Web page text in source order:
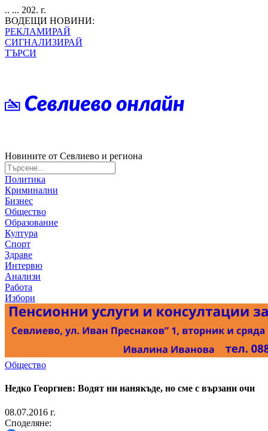
.. ... 202. г.
ВОДЕЩИ НОВИНИ:
РЕКЛАМИРАЙ
СИГНАЛИЗИРАЙ
ТЪРСИ
Новините от Севлиево и региона
Политика
Криминални
Бизнес
Общество
Образование
Култура
Спорт
Здраве
Интервю
Анализи
Работа
Избори
Общество
Недко Георгиев: Водят ни нанякъде, но сме с вързани очи
08.07.2016 г.
Споделяне: